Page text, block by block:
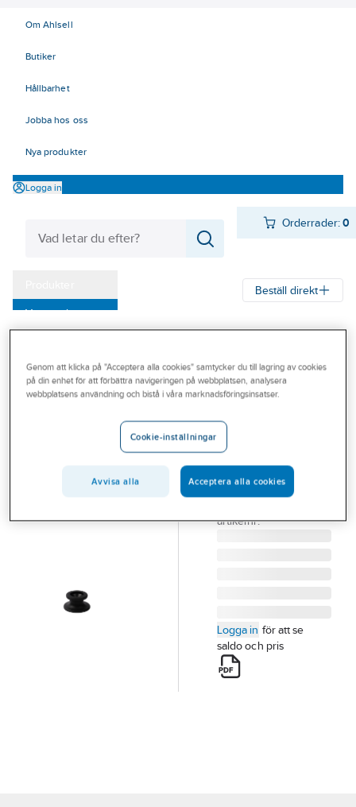
Om Ahlsell
Butiker
Hållbarhet
Jobba hos oss
Nya produkter
Logga in
Orderrader:0
Varumärken
Outlet
Branscher
Beställ direkt
Fästknopp för
kapellstropp
FÄSTKNOPP FÖR
KAPELLSTROPP
SVART 10ST/FÖRP
Artikelnummer:
artikelnr:
Logga in för att se
saldo och pris
Genom att klicka på "Acceptera alla cookies" samtycker du till lagring av cookies
på din enhet för att förbättra navigeringen på webbplatsen, analysera
webbplatsens användning och bistå i våra marknadsföringsinsatser.
Cookie-inställningar
Avvisa alla Acceptera alla cookies